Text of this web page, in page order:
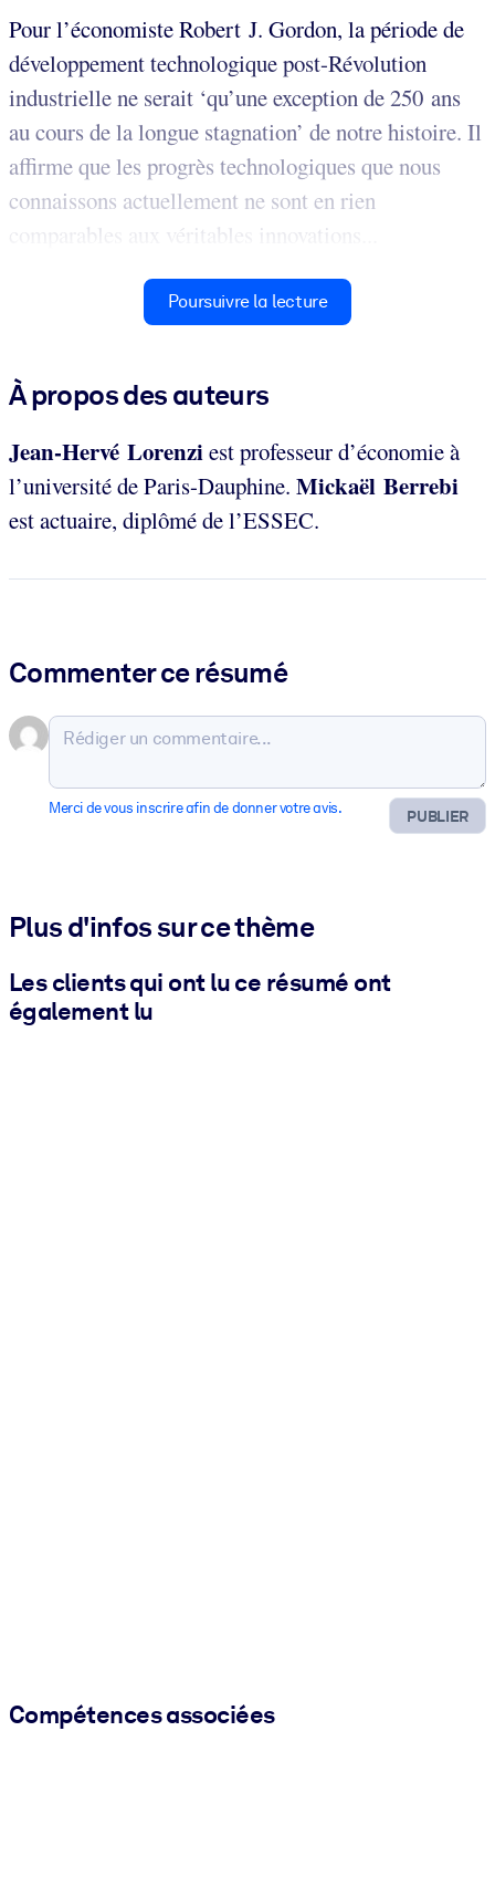
Pour l’économiste Robert J. Gordon, la période de
développement technologique post-Révolution
industrielle ne serait ‘qu’une exception de 250 ans
au cours de la longue stagnation’ de notre histoire. Il
affirme que les progrès technologiques que nous
connaissons actuellement ne sont en rien
comparables aux véritables innovations...
Poursuivre la lecture
À propos des auteurs
Jean-Hervé Lorenziest professeur d’économie à
l’université de Paris-Dauphine. Mickaël Berrebi
est actuaire, diplômé de l’ESSEC.
Commenter ce résumé
PUBLIER
Merci de vous inscrire afin de donner votre avis.
Plus d'infos sur ce thème
Les clients qui ont lu ce résumé ont
également lu
Compétences associées